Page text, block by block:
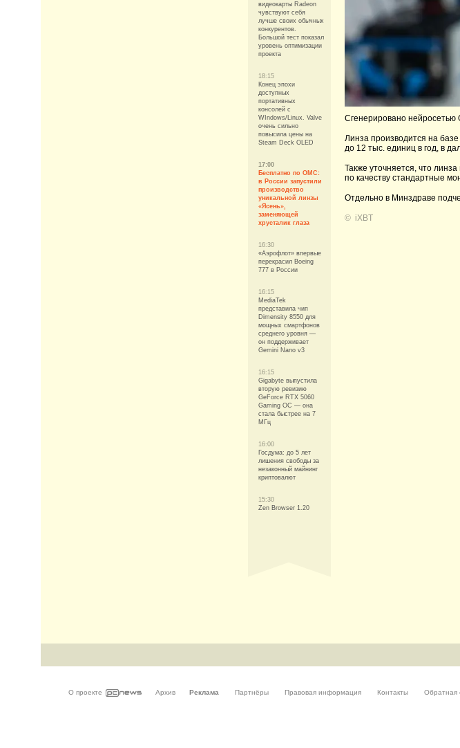
видеокарты Radeon
чувствуют себя
лучше своих обычных
конкурентов.
Большой тест показал
уровень оптимизации
проекта
18:15
Конец эпохи
доступных
портативных
консолей с
WIndows/Linux. Valve
очень сильно
повысила цены на
Steam Deck OLED
17:00
Бесплатно по ОМС:
в России запустили
производство
уникальной линзы
«Ясень»,
заменяющей
хрусталик глаза
16:30
«Аэрофлот» впервые
перекрасил Boeing
777 в России
16:15
MediaTek
представила чип
Dimensity 8550 для
мощных смартфонов
среднего уровня —
он поддерживает
Gemini Nano v3
16:15
Gigabyte выпустила
вторую ревизию
GeForce RTX 5060
Gaming OC — она
стала быстрее на 7
МГц
16:00
Госдума: до 5 лет
лишения свободы за
незаконный майнинг
криптовалют
15:30
Zen Browser 1.20
Сгенерировано нейросетью
Линза производится на
до 12 тыс. единиц в год, в
Также уточняется, что
по качеству стандартные
Отдельно в Минздраве
© iXBT
О проекте Архив Реклама Партнёры Правовая информация Контакты Обратная